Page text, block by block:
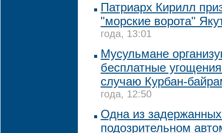
Патриарх Кирилл
"морские ворота"
года, 13:01
Мусульмане
бесплатные
случаю Курбан-
года, 12:50
Одна из
подозрительном